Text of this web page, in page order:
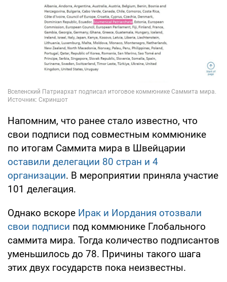
Напомним, что ранее стало известно, что
свои подписи под совместным коммюнике
по итогам Саммита мира в Швейцарии
оставили делегации 80 стран и 4
организации. В мероприятии приняла участие
101 делегация.
Однако вскоре Ирак и Иордания отозвали
свои подписи под коммюнике Глобального
саммита мира. Тогда количество подписантов
уменьшилось до 78. Причины такого шага
этих двух государств пока неизвестны.